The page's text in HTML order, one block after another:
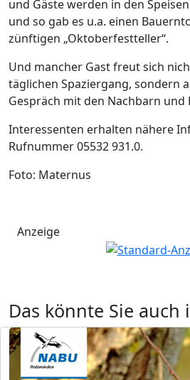
und Gäste werden in den
und so gab es u.a. einen
zünftigen „Oktoberfestteller“.
Und mancher Gast freut sich
täglichen Spaziergang, sondern
Gespräch mit den Nachbarn und
Interessenten erhalten nähere
Rufnummer 05532 931.0.
Foto: Maternus
Anzeige
Das könnte Sie auch